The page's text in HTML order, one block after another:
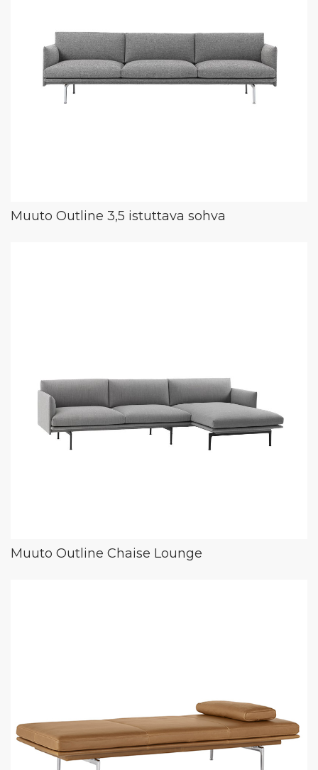
Muuto Outline 3,5 istuttava sohva
Muuto Outline Chaise Lounge